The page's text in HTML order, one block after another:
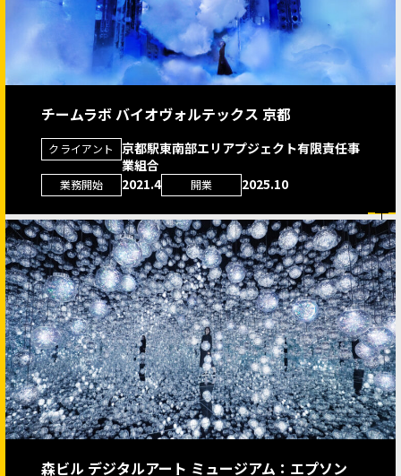
チームラボ バイオヴォルテックス 京都
クライアント
京都駅東南部エリアプジェクト有限責任事
業組合
業務開始 2021.4 開業 2025.10
森ビル デジタルアート ミュージアム：エプソン